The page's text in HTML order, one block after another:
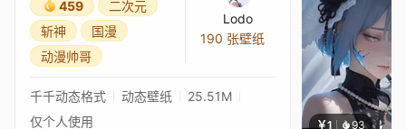
459
二次元
斩神
国漫
动漫帅哥
Lodo
190 张壁纸
千千动态格式 动态壁纸
25.51M
仅个人使用
￥1 93 辰东